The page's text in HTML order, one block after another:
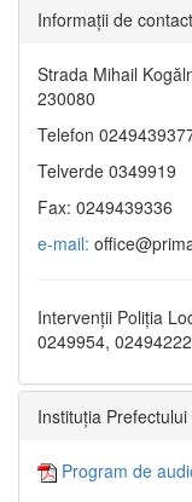
Informaţii de contact
Strada Mihail
230080
Telefon
Telverde 0349919
Fax: 0249439336
e-mail:
Intervenții Poliția
0249954,
Instituția
Program de